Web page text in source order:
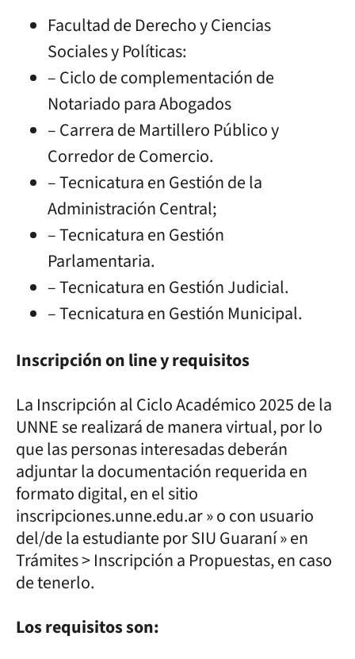
Facultad de Derecho y Ciencias
Sociales y Políticas:
– Ciclo de complementación de
Notariado para Abogados
– Carrera de Martillero Público y
Corredor de Comercio.
– Tecnicatura en Gestión de la
Administración Central;
– Tecnicatura en Gestión
Parlamentaria.
– Tecnicatura en Gestión Judicial.
– Tecnicatura en Gestión Municipal.
Inscripción on line y requisitos
La Inscripción al Ciclo Académico 2025 de la
UNNE se realizará de manera virtual, por lo
que las personas interesadas deberán
adjuntar la documentación requerida en
formato digital, en el sitio
inscripciones.unne.edu.ar » o con usuario
del/de la estudiante por SIU Guaraní » en
Trámites > Inscripción a Propuestas, en caso
de tenerlo.
Los requisitos son: